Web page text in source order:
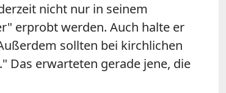
nicht nur in seinem
erprobt werden. Auch halte er
sollten bei kirchlichen
Das erwarteten gerade jene, die